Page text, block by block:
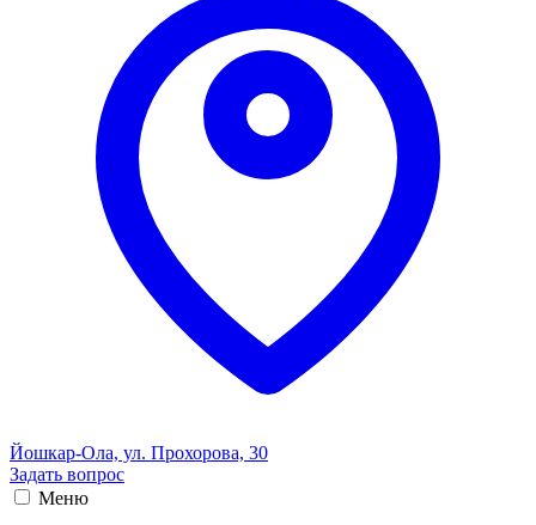
Йошкар-Ола, ул. Прохорова, 30
Задать вопрос
Меню